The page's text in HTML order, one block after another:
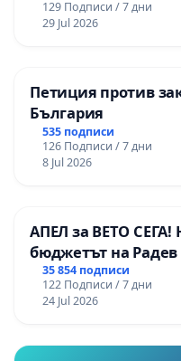
129 Подписи / 7 дни
29 Jul 2026
Петиция против
България
535 подписи
126 Подписи / 7 дни
8 Jul 2026
АПЕЛ за ВЕТО СЕГА!
бюджетът на Радев
правата ни в
35 854 подписи
122 Подписи / 7 дни
24 Jul 2026